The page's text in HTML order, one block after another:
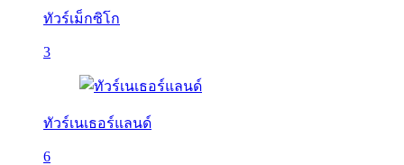
ทัวร์เม็กซิโก
3
ทัวร์เนเธอร์แลนด์
6